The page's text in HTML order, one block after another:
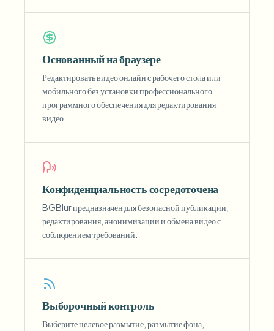
Основанный на браузере
Редактировать видео онлайн с рабочего стола или
мобильного без установки профессионального
программного обеспечения для редактирования
видео.
Конфиденциальность сосредоточена
BGBlur предназначен для безопасной публикации,
редактирования, анонимизации и обмена видео с
соблюдением требований.
Выборочный контроль
Выберите целевое размытие, размытие фона,